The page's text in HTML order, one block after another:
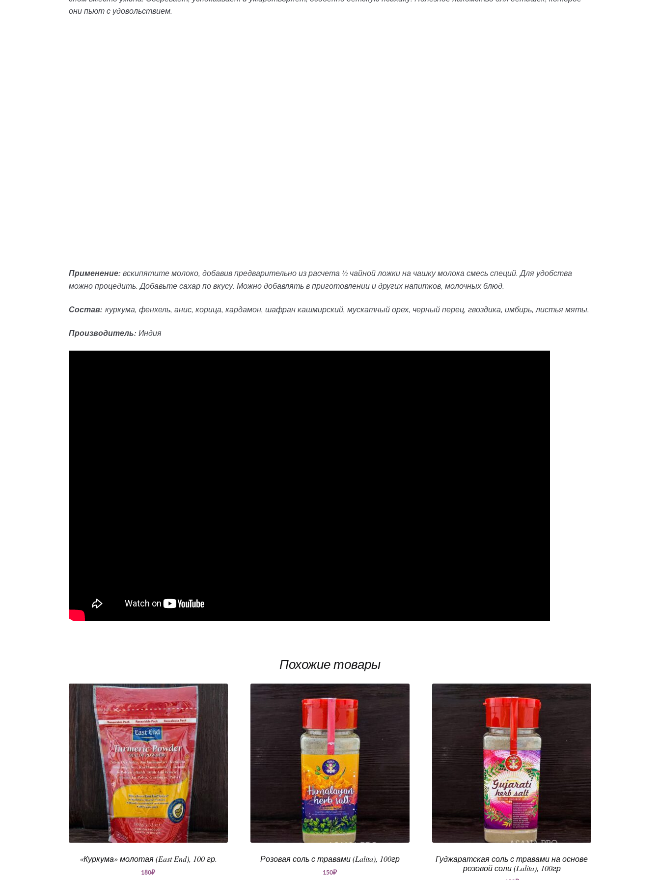
они пьют с удовольствием.
Применение: вскипятите молоко, добавив предварительно из расчета ½ чайной ложки на чашку молока смесь специй. Для удобства
можно процедить. Добавьте сахар по вкусу. Можно добавлять в приготовлении и других напитков, молочных блюд.
Состав: куркума, фенхель, анис, корица, кардамон, шафран кашмирский, мускатный орех, черный перец, гвоздика, имбирь, листья мяты.
Производитель: Индия
Похожие товары
«Куркума» молотая (East End), 100 гр.
180₽
Розовая соль с травами (Lalita), 100гр
150₽
Гуджаратская соль с травами на основе
розовой соли (Lalita), 100гр